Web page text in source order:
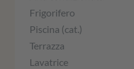
Frigorifero
Piscina (cat.)
Terrazza
Lavatrice